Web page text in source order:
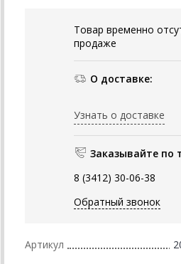
Товар временно
продаже
О доставке:
Узнать о доставке
Заказывайте по
8 (3412) 30-06-38
Обратный звонок
Артикул